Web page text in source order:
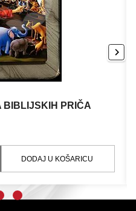
BIBLIJSKIH PRIČA
DODAJ U KOŠARICU